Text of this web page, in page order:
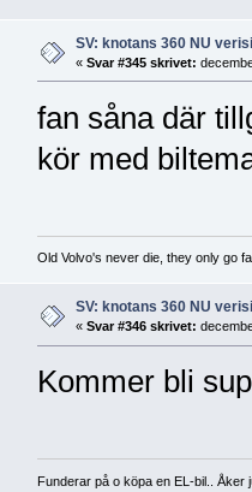
SV: knotans 360 NU
« Svar #345 skrivet:
fan såna där
kör med
Old Volvo's never die, they only go
SV: knotans 360 NU
« Svar #346 skrivet:
Kommer bli
Funderar på o köpa en EL-bil.. Åker